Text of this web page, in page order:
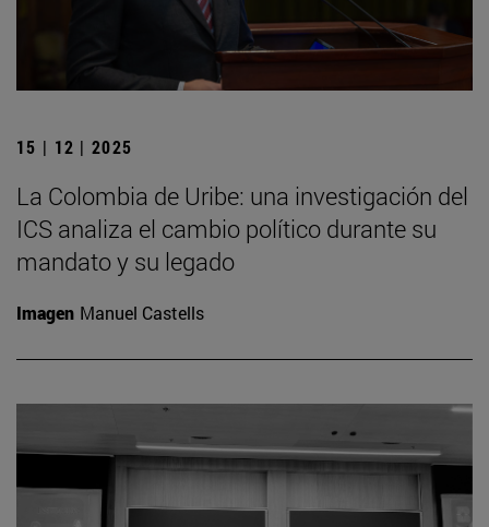
15 | 12 | 2025
La Colombia de Uribe: una investigación del
ICS analiza el cambio político durante su
mandato y su legado
Imagen Manuel Castells